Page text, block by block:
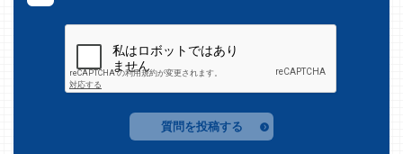
質問を投稿する